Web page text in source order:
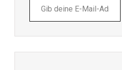
deine
E-
ein ...